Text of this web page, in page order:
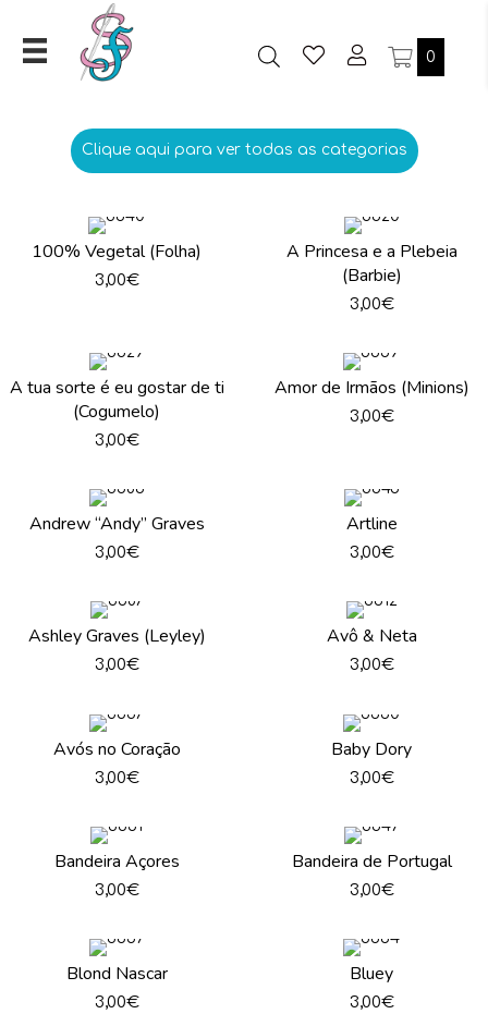
0
Clique aqui para ver todas as categorias
100% Vegetal (Folha)
3,00€
A Princesa e a Plebeia
(Barbie)
3,00€
A tua sorte é eu gostar de ti
(Cogumelo)
3,00€
Amor de Irmãos (Minions)
3,00€
Andrew “Andy” Graves
3,00€
Artline
3,00€
Ashley Graves (Leyley)
3,00€
Avô & Neta
3,00€
Avós no Coração
3,00€
Baby Dory
3,00€
Bandeira Açores
3,00€
Bandeira de Portugal
3,00€
Blond Nascar
3,00€
Bluey
3,00€